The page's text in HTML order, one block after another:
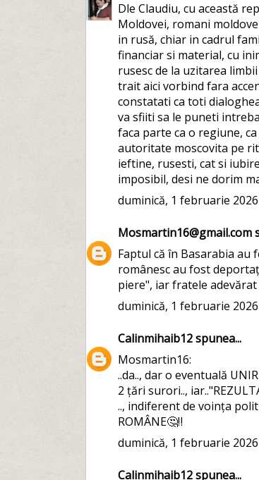
Dle Claudiu, cu această
Moldovei, romani
in rusă, chiar in cadrul
financiar si material, cu
rusesc de la uzitarea
trait aici vorbind fara
constatati ca toti
va sfiiti sa le puneti
faca parte ca o regiune,
autoritate moscovita pe
ieftine, rusesti, cat si
imposibil, desi ne dorim
duminică, 1 februarie 2026
Mosmartin16@gmail.com
Faptul că în Basarabia
românesc au fost
piere", iar fratele
duminică, 1 februarie 2026
Calinmihaib12spunea...
Mosmartin16:
..da.., dar o eventuală
2 țări surori..,
.., indiferent de voința
ROMÂNE🤔‼️
duminică, 1 februarie 2026
Calinmihaib12spunea...